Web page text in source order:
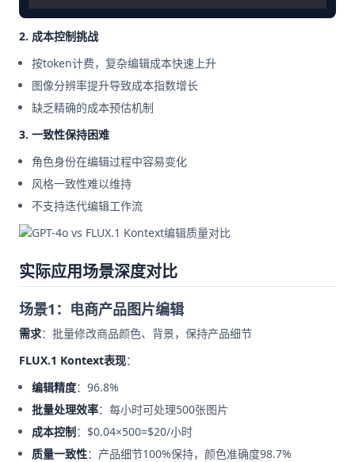
2. 成本控制挑战
按token计费，复杂编辑成本快速上升
图像分辨率提升导致成本指数增长
缺乏精确的成本预估机制
3. 一致性保持困难
角色身份在编辑过程中容易变化
风格一致性难以维持
不支持迭代编辑工作流
实际应用场景深度对比
场景1：电商产品图片编辑
需求：批量修改商品颜色、背景，保持产品细节
FLUX.1 Kontext表现：
编辑精度：96.8%
批量处理效率：每小时可处理500张图片
成本控制：$0.04×500=$20/小时
质量一致性：产品细节100%保持，颜色准确度98.7%